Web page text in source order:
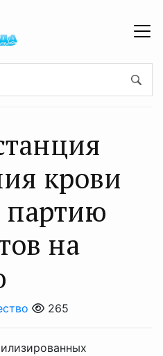
крови
партию
на
265